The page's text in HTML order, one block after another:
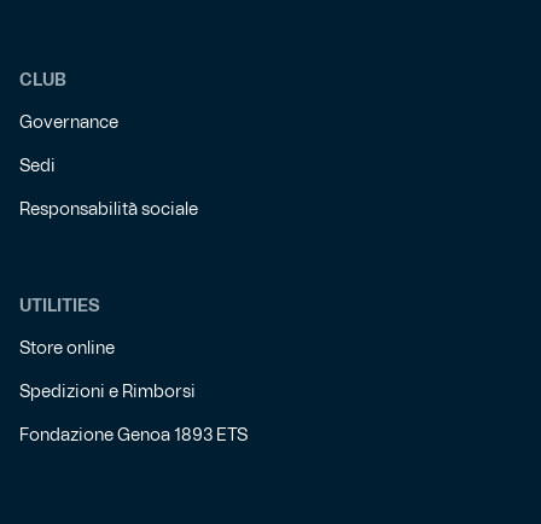
CLUB
Governance
Sedi
Responsabilità sociale
UTILITIES
Store online
Spedizioni e Rimborsi
Fondazione Genoa 1893 ETS